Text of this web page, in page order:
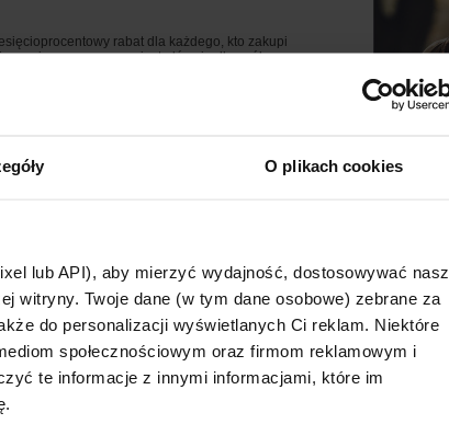
O plikach cookies
lub API), aby mierzyć wydajność, dostosowywać nasz
witryny. Twoje dane (w tym dane osobowe) zebrane za
do personalizacji wyświetlanych Ci reklam. Niektóre
społecznościowym oraz firmom reklamowym i
te informacje z innymi informacjami, które im
rabat dla każdego, kto zakupi
przeznaczone jest głównie dla osób